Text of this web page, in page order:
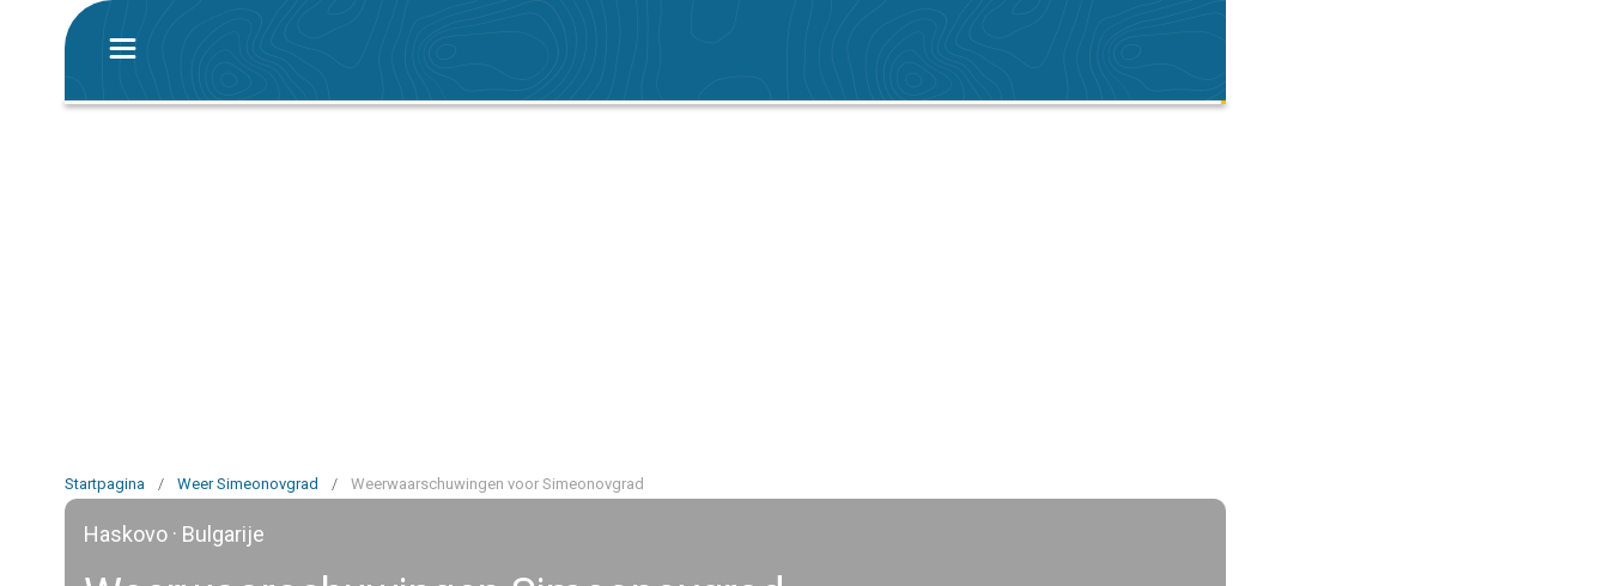
Startpagina / Weer Simeonovgrad / Weerwaarschuwingen voor Simeonovgrad
Haskovo · Bulgarije